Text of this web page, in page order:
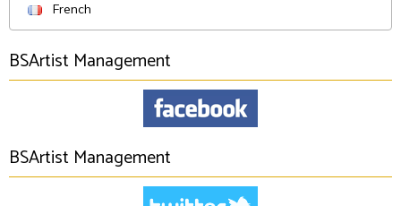
French
BSArtist Management
BSArtist Management